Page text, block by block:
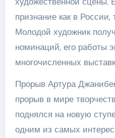
признание как в
Молодой художник
номинаций, его работы
многочисленных
Прорыв Артура
прорыв в мире
поднялся на новую
одним из самых